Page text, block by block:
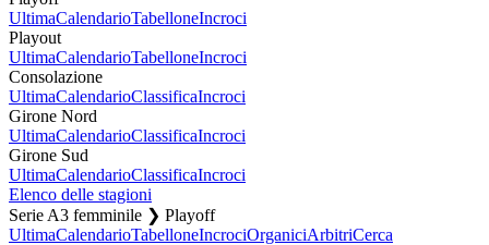
UltimaCalendarioTabelloneIncroci
Playout
UltimaCalendarioTabelloneIncroci
Consolazione
UltimaCalendarioClassificaIncroci
Girone Nord
UltimaCalendarioClassificaIncroci
Girone Sud
UltimaCalendarioClassificaIncroci
Elenco delle stagioni
Serie A3 femminile ❯ Playoff
UltimaCalendarioTabelloneIncrociOrganiciArbitriCerca